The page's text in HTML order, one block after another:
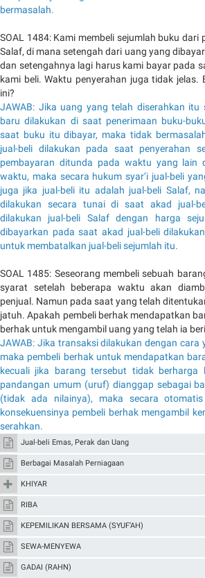
bermasalah.
SOAL 1484: Kami membeli sejumlah buku dari
Salaf, di mana setengah dari uang yang
dan setengahnya lagi harus kami bayar pada
kami beli. Waktu penyerahan juga tidak jelas.
ini?
JAWAB: Jika uang yang telah diserahkan itu
baru dilakukan di saat penerimaan buku-
saat buku itu dibayar, maka tidak
jual-beli dilakukan pada saat penyerahan
pembayaran ditunda pada waktu yang lain
waktu, maka secara hukum syar’i jual-beli
juga jika jual-beli itu adalah jual-beli Salaf,
dilakukan secara tunai di saat akad jual-
dilakukan jual-beli Salaf dengan harga
dibayarkan pada saat akad jual-beli
untuk membatalkan jual-beli sejumlah itu.
SOAL 1485: Seseorang membeli sebuah
syarat setelah beberapa waktu akan
penjual. Namun pada saat yang telah
jatuh. Apakah pembeli berhak mendapatkan
berhak untuk mengambil uang yang telah ia
JAWAB: Jika transaksi dilakukan dengan cara
maka pembeli berhak untuk mendapatkan
kecuali jika barang tersebut tidak berharga
pandangan umum (uruf) dianggap sebagai
(tidak ada nilainya), maka secara
konsekuensinya pembeli berhak mengambil
serahkan.
Jual-beli Emas, Perak dan Uang
Berbagai Masalah Perniagaan
KHIYAR
RIBA
KEPEMILIKAN BERSAMA (SYUF’AH)
SEWA-MENYEWA
GADAI (RAHN)